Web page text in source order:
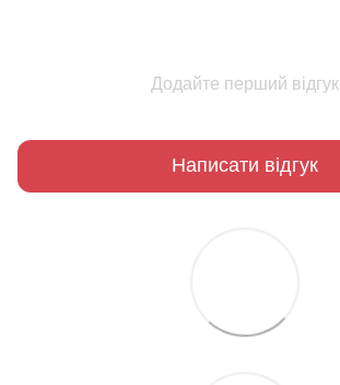
Додайте перший відгук
Написати відгук